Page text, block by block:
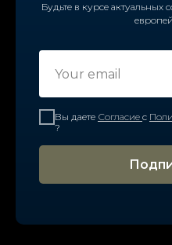
Будьте в курсе
Вы даете Согласие с
?